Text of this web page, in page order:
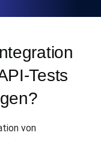
Tests
von